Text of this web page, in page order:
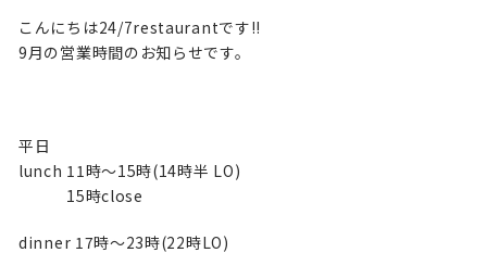
こんにちは24/7restaurantです!!
9月の営業時間のお知らせです。
平日
lunch 11時〜15時(14時半 LO)
15時close
dinner 17時〜23時(22時LO)